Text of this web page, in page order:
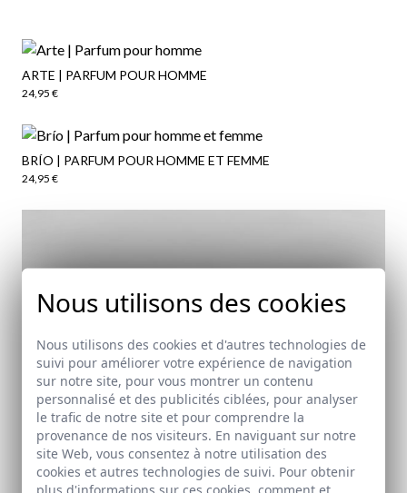
ARTE | PARFUM POUR HOMME
24,95 €
BRÍO | PARFUM POUR HOMME ET FEMME
24,95 €
Nous utilisons des cookies
Nous utilisons des cookies et d'autres technologies de
suivi pour améliorer votre expérience de navigation
sur notre site, pour vous montrer un contenu
personnalisé et des publicités ciblées, pour analyser
le trafic de notre site et pour comprendre la
provenance de nos visiteurs. En naviguant sur notre
site Web, vous consentez à notre utilisation des
cookies et autres technologies de suivi. Pour obtenir
plus d'informations sur ces cookies, comment et